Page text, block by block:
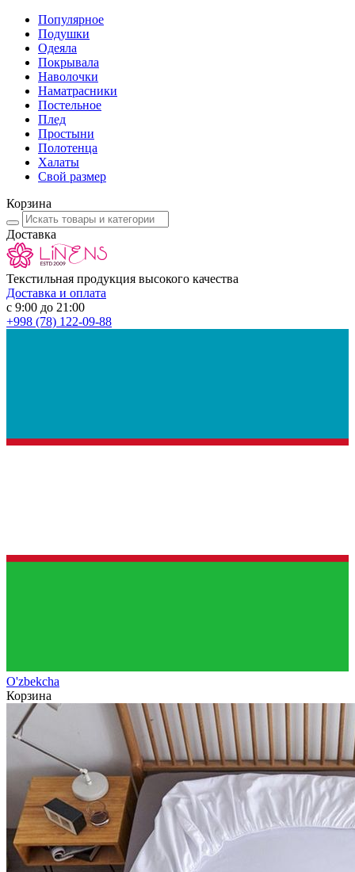
Популярное
Подушки
Одеяла
Покрывала
Наволочки
Наматрасники
Постельное
Плед
Простыни
Полотенца
Халаты
Свой размер
Корзина
Доставка
Текстильная продукция высокого качества
Доставка и оплата
с 9:00 до 21:00
+998 (78) 122-09-88
O'zbekcha
Корзина